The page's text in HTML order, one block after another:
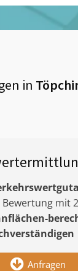
in
Bewertung mit
Anfragen